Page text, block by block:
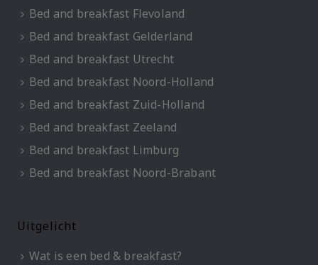
Bed and breakfast Flevoland
Bed and breakfast Gelderland
Bed and breakfast Utrecht
Bed and breakfast Noord-Holland
Bed and breakfast Zuid-Holland
Bed and breakfast Zeeland
Bed and breakfast Limburg
Bed and breakfast Noord-Brabant
Uitgelicht
Wat is een bed & breakfast?